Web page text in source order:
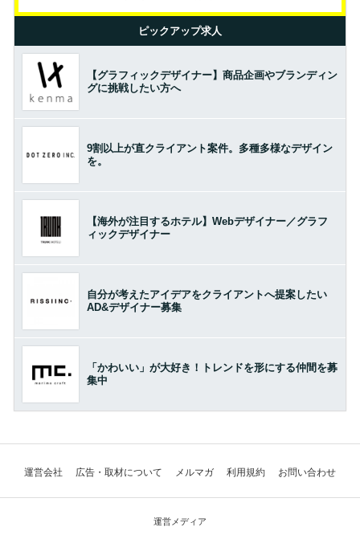
ピックアップ求人
【グラフィックデザイナー】商品企画やブランディン
グに挑戦したい方へ
9割以上が直クライアント案件。多種多様なデザイン
を。
【海外が注目するホテル】Webデザイナー／グラフ
ィックデザイナー
自分が考えたアイデアをクライアントへ提案したい
AD&デザイナー募集
「かわいい」が大好き！トレンドを形にする仲間を募
集中
運営会社 広告・取材について メルマガ 利用規約 お問い合わせ
運営メディア